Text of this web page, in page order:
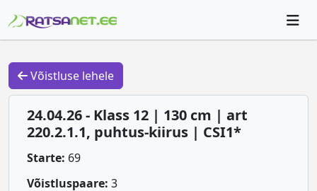
Võistluse lehele
24.04.26 - Klass 12 | 130 cm | art
220.2.1.1, puhtus-kiirus | CSI1*
Starte: 69
Võistluspaare: 3